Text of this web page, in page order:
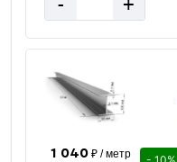
- +
1 040₽ / метр